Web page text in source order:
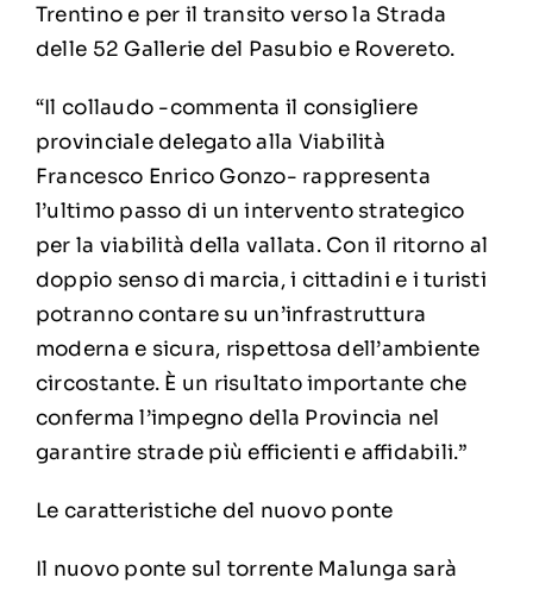
Trentino e per il transito verso la Strada
delle 52 Gallerie del Pasubio e Rovereto.
“Il collaudo -commenta il consigliere
provinciale delegato alla Viabilità
Francesco Enrico Gonzo- rappresenta
l’ultimo passo di un intervento strategico
per la viabilità della vallata. Con il ritorno al
doppio senso di marcia, i cittadini e i turisti
potranno contare su un’infrastruttura
moderna e sicura, rispettosa dell’ambiente
circostante. È un risultato importante che
conferma l’impegno della Provincia nel
garantire strade più efficienti e affidabili.”
Le caratteristiche del nuovo ponte
Il nuovo ponte sul torrente Malunga sarà